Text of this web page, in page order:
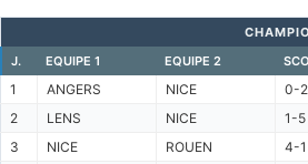
J.
EQUIPE 1 EQUIPE 2
1 ANGERS NICE 0-2
2
LENS NICE 1-5
3
NICE ROUEN 4-1